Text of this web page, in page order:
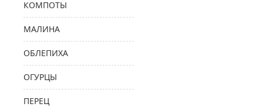
КОМПОТЫ
МАЛИНА
ОБЛЕПИХА
ОГУРЦЫ
ПЕРЕЦ